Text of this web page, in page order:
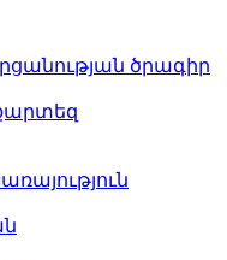
ծրագիր